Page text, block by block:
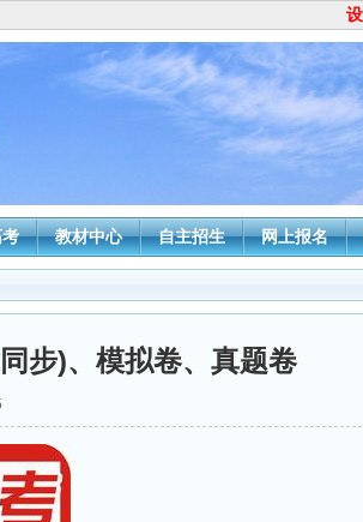
教材中心 自主招生 网上报名
步)、模拟卷、真题卷